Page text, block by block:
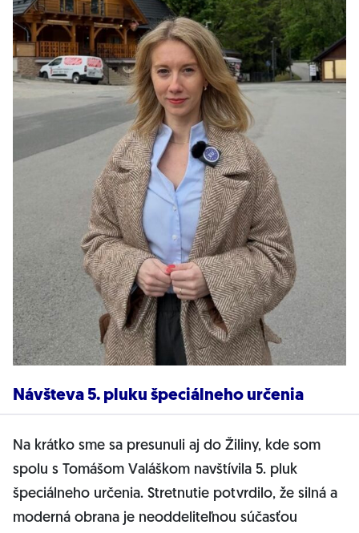
Návšteva 5. pluku špeciálneho určenia
Na krátko sme sa presunuli aj do Žiliny, kde som
spolu s Tomášom Valáškom navštívila 5. pluk
špeciálneho určenia. Stretnutie potvrdilo, že silná a
moderná obrana je neoddeliteľnou súčasťou